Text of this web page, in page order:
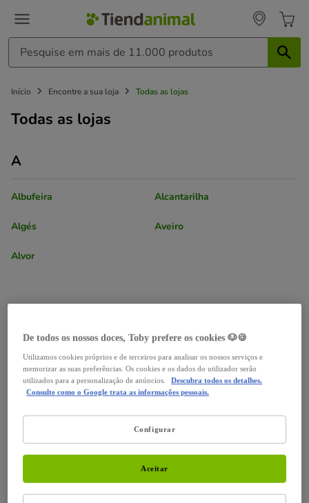
Início Encontre a sua loja Todas as lojas
Todas as lojas
A
Albufeira Alcantarilha
Algés Aveiro
Alvor
Braga
Coimbra
De todos os nossos doces, Toby prefere os cookies 🐶🍪
Utilizamos cookies próprios e de terceiros para analisar os nossos serviços e
memorizar as suas preferências. Os cookies e os dados do utilizador serão
utilizados para a personalização de anúncios.
Descubra todos os detalhes.
Consulte como o Google trata as informações pessoais.
Configurar
Aceitar